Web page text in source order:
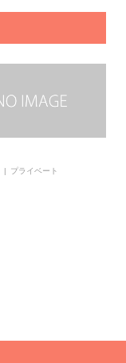
プライベート